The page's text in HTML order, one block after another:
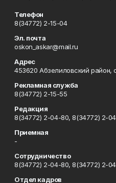
Телефон
8(34772) 2-15-04
Эл. почта
oskon_askar@mail.ru
Адрес
453620 Абзелиловский район,
Рекламная служба
8(34772) 2-15-55
Редакция
8(34772) 2-04-80, 8(34772) 2-
Приемная
-
Сотрудничество
8(34772) 2-04-80, 8(34772) 2-
Отдел кадров